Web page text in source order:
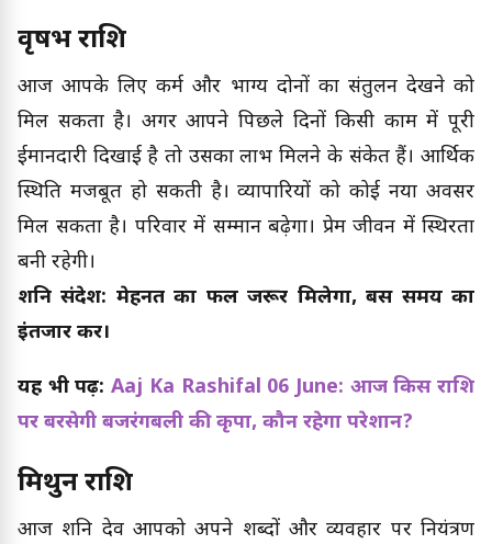
वृषभ राशि
आज आपके लिए कर्म और भाग्य दोनों का संतुलन देखने को
मिल सकता है। अगर आपने पिछले दिनों किसी काम में पूरी
ईमानदारी दिखाई है तो उसका लाभ मिलने के संकेत हैं। आर्थिक
स्थिति मजबूत हो सकती है। व्यापारियों को कोई नया अवसर
मिल सकता है। परिवार में सम्मान बढ़ेगा। प्रेम जीवन में स्थिरता
बनी रहेगी।
शनि संदेश: मेहनत का फल जरूर मिलेगा, बस समय का
इंतजार करें।
यह भी पढ़ें:Aaj Ka Rashifal 06 June: आज किस राशि
पर बरसेगी बजरंगबली की कृपा, कौन रहेगा परेशान?
मिथुन राशि
आज शनि देव आपको अपने शब्दों और व्यवहार पर नियंत्रण